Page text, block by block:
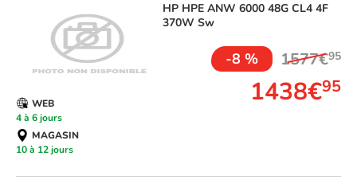
HP HPE ANW 6000 48G CL4 4F
370W Sw
-8 % 1577€95
1438€95
WEB
4 à 6 jours
MAGASIN
10 à 12 jours